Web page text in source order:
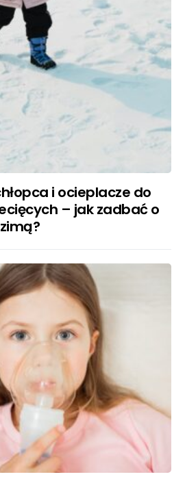
i ocieplacze do
– jak zadbać o